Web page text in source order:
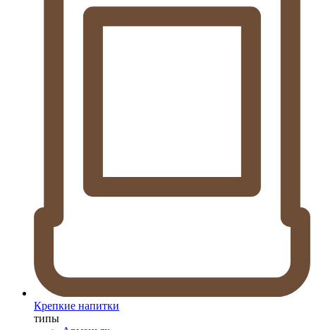
Крепкие напитки
типы